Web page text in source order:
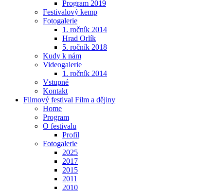
Program 2019
Festivalový kemp
Fotogalerie
1. ročník 2014
Hrad Orlík
5. ročník 2018
Kudy k nám
Videogalerie
1. ročník 2014
Vstupné
Kontakt
Filmový festival Film a dějiny
Home
Program
O festivalu
Profil
Fotogalerie
2025
2017
2015
2011
2010